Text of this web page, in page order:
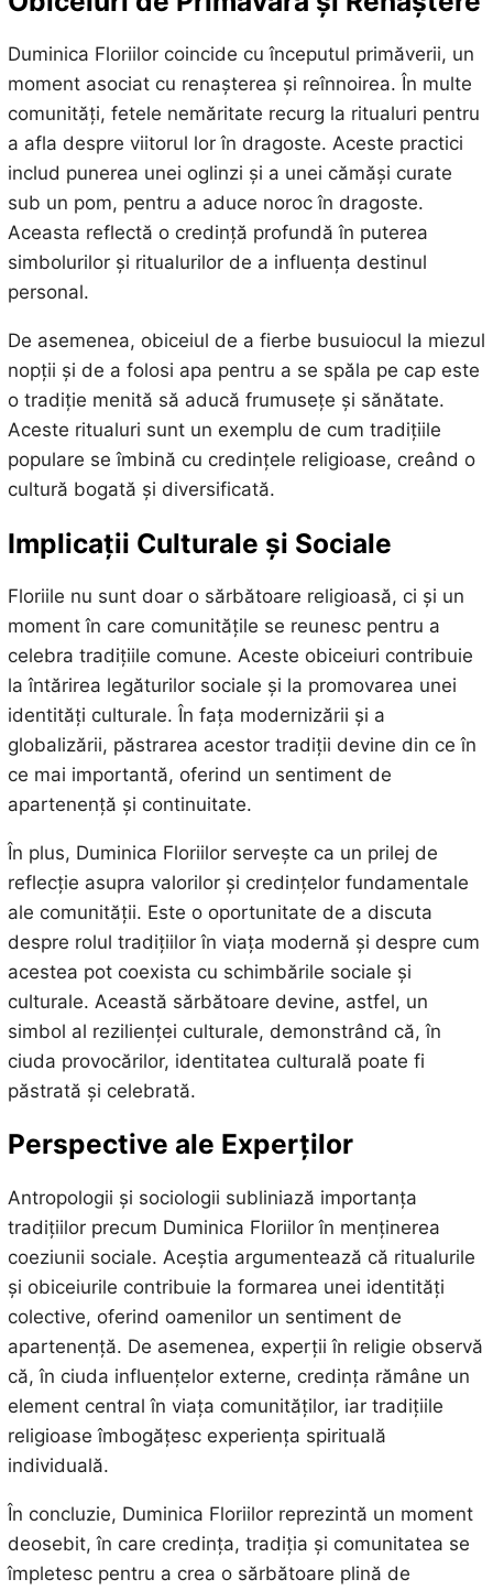
Duminica Floriilor coincide cu începutul primăverii, un
moment asociat cu renașterea și reînnoirea. În multe
comunități, fetele nemăritate recurg la ritualuri pentru
a afla despre viitorul lor în dragoste. Aceste practici
includ punerea unei oglinzi și a unei cămăși curate
sub un pom, pentru a aduce noroc în dragoste.
Aceasta reflectă o credință profundă în puterea
simbolurilor și ritualurilor de a influența destinul
personal.
De asemenea, obiceiul de a fierbe busuiocul la miezul
nopții și de a folosi apa pentru a se spăla pe cap este
o tradiție menită să aducă frumusețe și sănătate.
Aceste ritualuri sunt un exemplu de cum tradițiile
populare se îmbină cu credințele religioase, creând o
cultură bogată și diversificată.
Implicații Culturale și Sociale
Floriile nu sunt doar o sărbătoare religioasă, ci și un
moment în care comunitățile se reunesc pentru a
celebra tradițiile comune. Aceste obiceiuri contribuie
la întărirea legăturilor sociale și la promovarea unei
identități culturale. În fața modernizării și a
globalizării, păstrarea acestor tradiții devine din ce în
ce mai importantă, oferind un sentiment de
apartenență și continuitate.
În plus, Duminica Floriilor servește ca un prilej de
reflecție asupra valorilor și credințelor fundamentale
ale comunității. Este o oportunitate de a discuta
despre rolul tradițiilor în viața modernă și despre cum
acestea pot coexista cu schimbările sociale și
culturale. Această sărbătoare devine, astfel, un
simbol al rezilienței culturale, demonstrând că, în
ciuda provocărilor, identitatea culturală poate fi
păstrată și celebrată.
Perspective ale Experților
Antropologii și sociologii subliniază importanța
tradițiilor precum Duminica Floriilor în menținerea
coeziunii sociale. Aceștia argumentează că ritualurile
și obiceiurile contribuie la formarea unei identități
colective, oferind oamenilor un sentiment de
apartenență. De asemenea, experții în religie observă
că, în ciuda influențelor externe, credința rămâne un
element central în viața comunităților, iar tradițiile
religioase îmbogățesc experiența spirituală
individuală.
În concluzie, Duminica Floriilor reprezintă un moment
deosebit, în care credința, tradiția și comunitatea se
împletesc pentru a crea o sărbătoare plină de